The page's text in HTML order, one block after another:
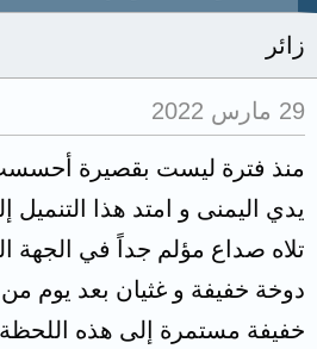
زائر
29 مارس 2022
منذ فترة ليست بقصيرة
يدي اليمنى و امتد هذا
تلاه صداع مؤلم جداً في
دوخة خفيفة و غثيان بعد يوم
خفيفة مستمرة إلى هذه